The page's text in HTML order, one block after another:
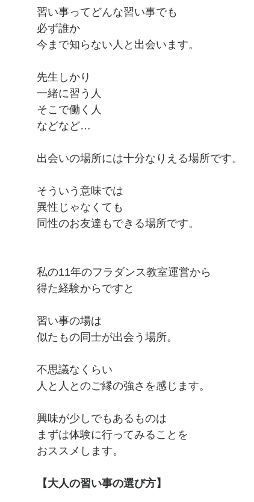
習い事ってどんな習い事でも
必ず誰か
今まで知らない人と出会います。
先生しかり
一緒に習う人
そこで働く人
などなど…
出会いの場所には十分なりえる場所です。
そういう意味では
異性じゃなくても
同性のお友達もできる場所です。
私の11年のフラダンス教室運営から
得た経験からですと
習い事の場は
似たもの同士が出会う場所。
不思議なくらい
人と人とのご縁の強さを感じます。
興味が少しでもあるものは
まずは体験に行ってみることを
おススメします。
【大人の習い事の選び方】